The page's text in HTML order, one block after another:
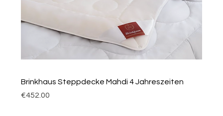
Brinkhaus Steppdecke Mahdi 4 Jahreszeiten
Price
€452.00